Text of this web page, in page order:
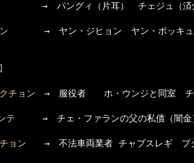
→　パングィ（片耳）　チェジュ（済
→　ヤン・ジヒョン　ヤン・ボッキュ
チョン →　服役者　　ホ・ウンジと同室　
テ →　チェ・ファランの父の私債（闇金）
ョン →　不法車両業者 チャプスレギ　プ